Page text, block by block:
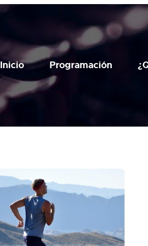
Inicio Programación